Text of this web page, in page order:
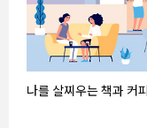
나를 살찌우는 책과 커피